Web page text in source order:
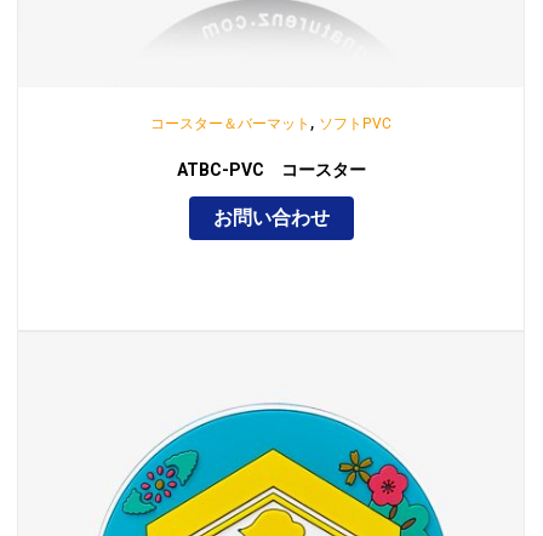
コースター＆バーマット , ソフトPVC
ATBC-PVC コースター
お問い合わせ